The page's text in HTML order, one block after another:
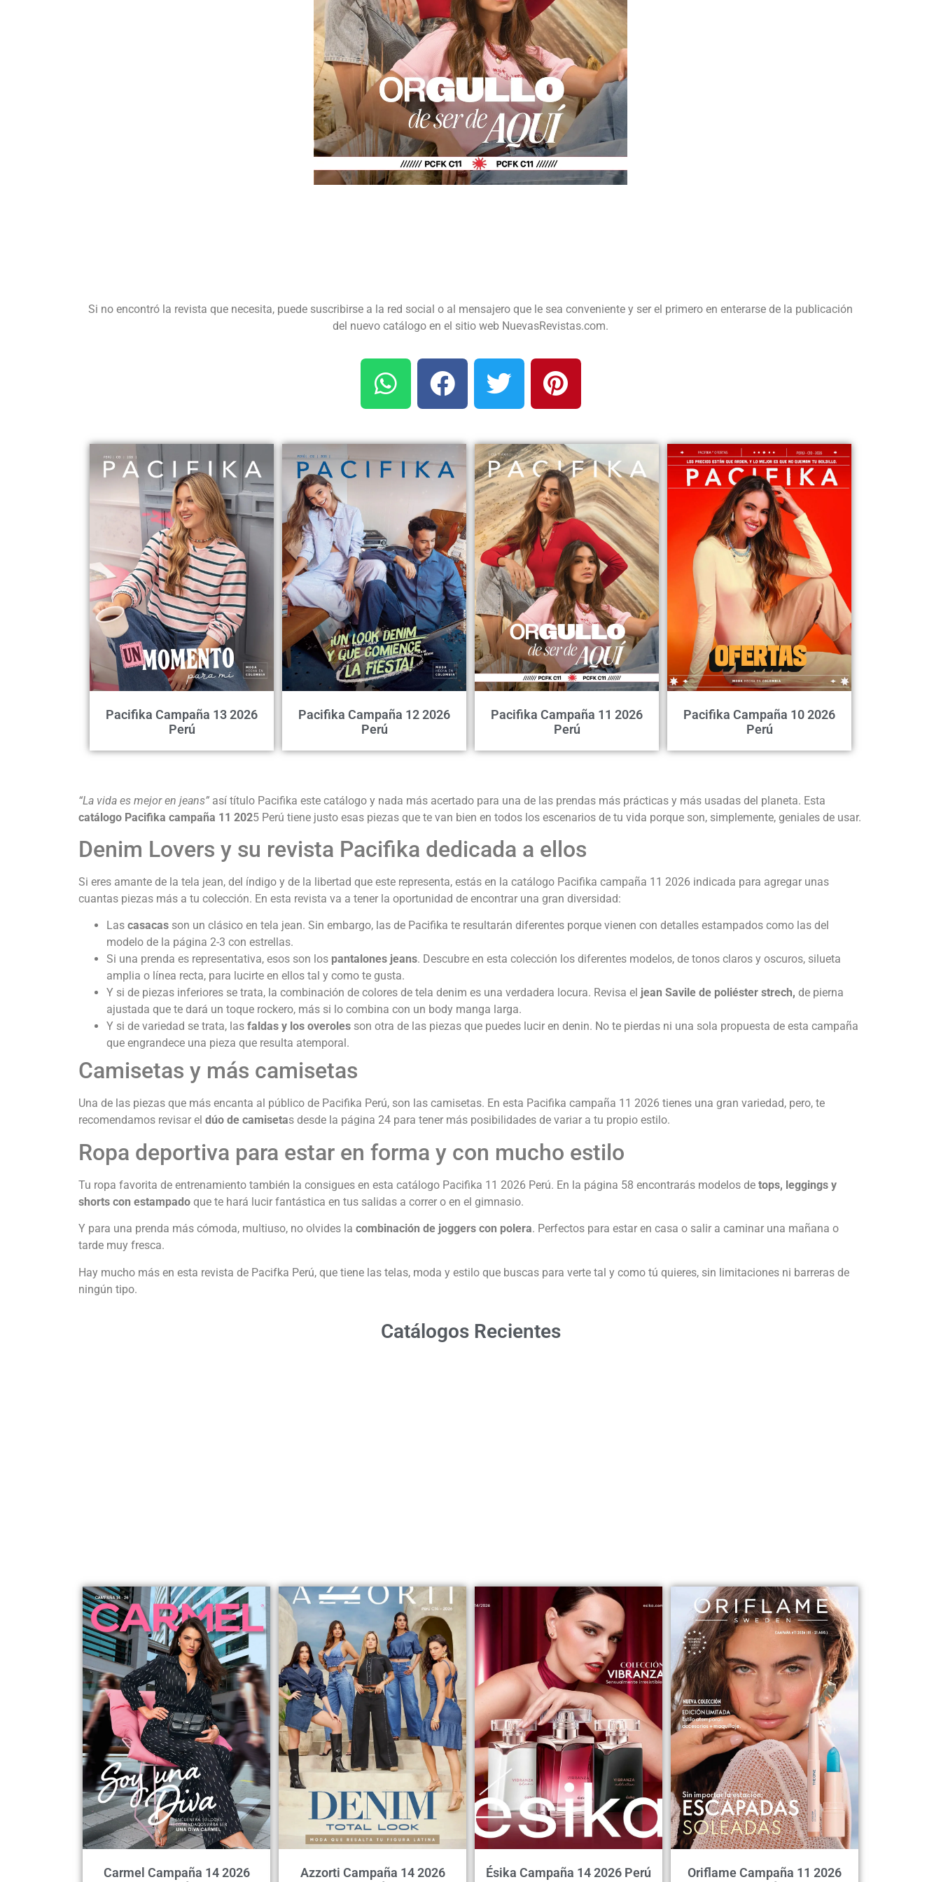
Si no encontró la revista que necesita, puede suscribirse a la red social o al mensajero que le sea conveniente y ser el primero en enterarse de la publicación
del nuevo catálogo en el sitio web NuevasRevistas.com.
Pacifika Campaña 13 2026
Perú
Pacifika Campaña 12 2026
Perú
Pacifika Campaña 11 2026
Perú
Pacifika Campaña 10 2026
Perú
“La vida es mejor en jeans” así título Pacifika este catálogo y nada más acertado para una de las prendas más prácticas y más usadas del planeta. Esta
catálogo Pacifika campaña 11 2025 Perú tiene justo esas piezas que te van bien en todos los escenarios de tu vida porque son, simplemente, geniales de usar.
Denim Lovers y su revista Pacifika dedicada a ellos
Si eres amante de la tela jean, del índigo y de la libertad que este representa, estás en la catálogo Pacifika campaña 11 2026 indicada para agregar unas
cuantas piezas más a tu colección. En esta revista va a tener la oportunidad de encontrar una gran diversidad:
Las casacas son un clásico en tela jean. Sin embargo, las de Pacifika te resultarán diferentes porque vienen con detalles estampados como las del
modelo de la página 2-3 con estrellas.
Si una prenda es representativa, esos son los pantalones jeans. Descubre en esta colección los diferentes modelos, de tonos claros y oscuros, silueta
amplia o línea recta, para lucirte en ellos tal y como te gusta.
Y si de piezas inferiores se trata, la combinación de colores de tela denim es una verdadera locura. Revisa el jean Savile de poliéster strech, de pierna
ajustada que te dará un toque rockero, más si lo combina con un body manga larga.
Y si de variedad se trata, las faldas y los overoles son otra de las piezas que puedes lucir en denin. No te pierdas ni una sola propuesta de esta campaña
que engrandece una pieza que resulta atemporal.
Camisetas y más camisetas
Una de las piezas que más encanta al público de Pacifika Perú, son las camisetas. En esta Pacifika campaña 11 2026 tienes una gran variedad, pero, te
recomendamos revisar el dúo de camisetas desde la página 24 para tener más posibilidades de variar a tu propio estilo.
Ropa deportiva para estar en forma y con mucho estilo
Tu ropa favorita de entrenamiento también la consigues en esta catálogo Pacifika 11 2026 Perú. En la página 58 encontrarás modelos de tops, leggings y
shorts con estampado que te hará lucir fantástica en tus salidas a correr o en el gimnasio.
Y para una prenda más cómoda, multiuso, no olvides la combinación de joggers con polera. Perfectos para estar en casa o salir a caminar una mañana o
tarde muy fresca.
Hay mucho más en esta revista de Pacifka Perú, que tiene las telas, moda y estilo que buscas para verte tal y como tú quieres, sin limitaciones ni barreras de
ningún tipo.
Catálogos Recientes
Carmel Campaña 14 2026
Azzorti Campaña 14 2026
Ésika Campaña 14 2026 Perú
Oriflame Campaña 11 2026